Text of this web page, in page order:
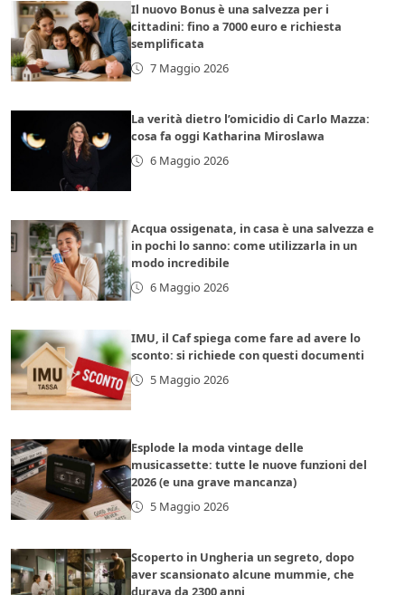
Il nuovo Bonus è una salvezza per i
cittadini: fino a 7000 euro e richiesta
semplificata
7 Maggio 2026
La verità dietro l’omicidio di Carlo Mazza:
cosa fa oggi Katharina Miroslawa
6 Maggio 2026
Acqua ossigenata, in casa è una salvezza e
in pochi lo sanno: come utilizzarla in un
modo incredibile
6 Maggio 2026
IMU, il Caf spiega come fare ad avere lo
sconto: si richiede con questi documenti
5 Maggio 2026
Esplode la moda vintage delle
musicassette: tutte le nuove funzioni del
2026 (e una grave mancanza)
5 Maggio 2026
Scoperto in Ungheria un segreto, dopo
aver scansionato alcune mummie, che
durava da 2300 anni